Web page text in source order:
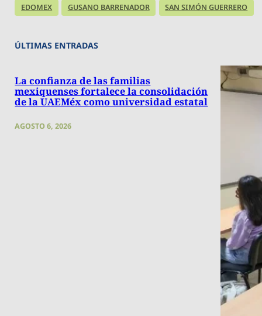
EDOMEX GUSANO BARRENADOR SAN SIMÓN GUERRERO
ÚLTIMAS ENTRADAS
La confianza de las familias
mexiquenses fortalece la consolidación
de la UAEMéx como universidad estatal
AGOSTO 6, 2026